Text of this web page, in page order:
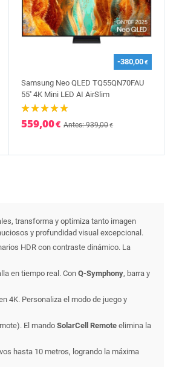
-380,00€
Samsung Neo QLED TQ55QN70FAU
55'' 4K Mini LED AI AirSlim
559,00€ Antes: 939,00€
transforma y optimiza tanto imagen
y profundidad visual excepcional.
HDR con contraste dinámico. La
en tiempo real. Con Q-Symphony, barra y
4K. Personaliza el modo de juego y
El mando SolarCell Remote elimina la
hasta 10 metros, logrando la máxima